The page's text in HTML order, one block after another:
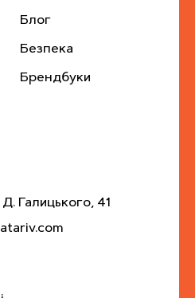
Блог
Безпека
Брендбуки
Галицького, 41